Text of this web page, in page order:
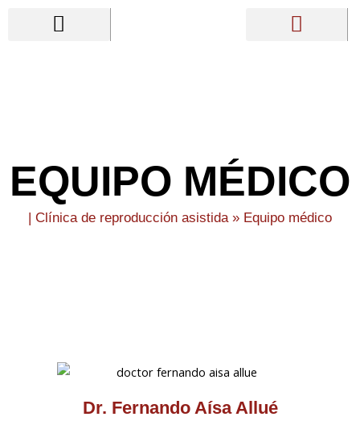
EQUIPO MÉDICO
| Clínica de reproducción asistida » Equipo médico
Dr. Fernando Aísa Allué